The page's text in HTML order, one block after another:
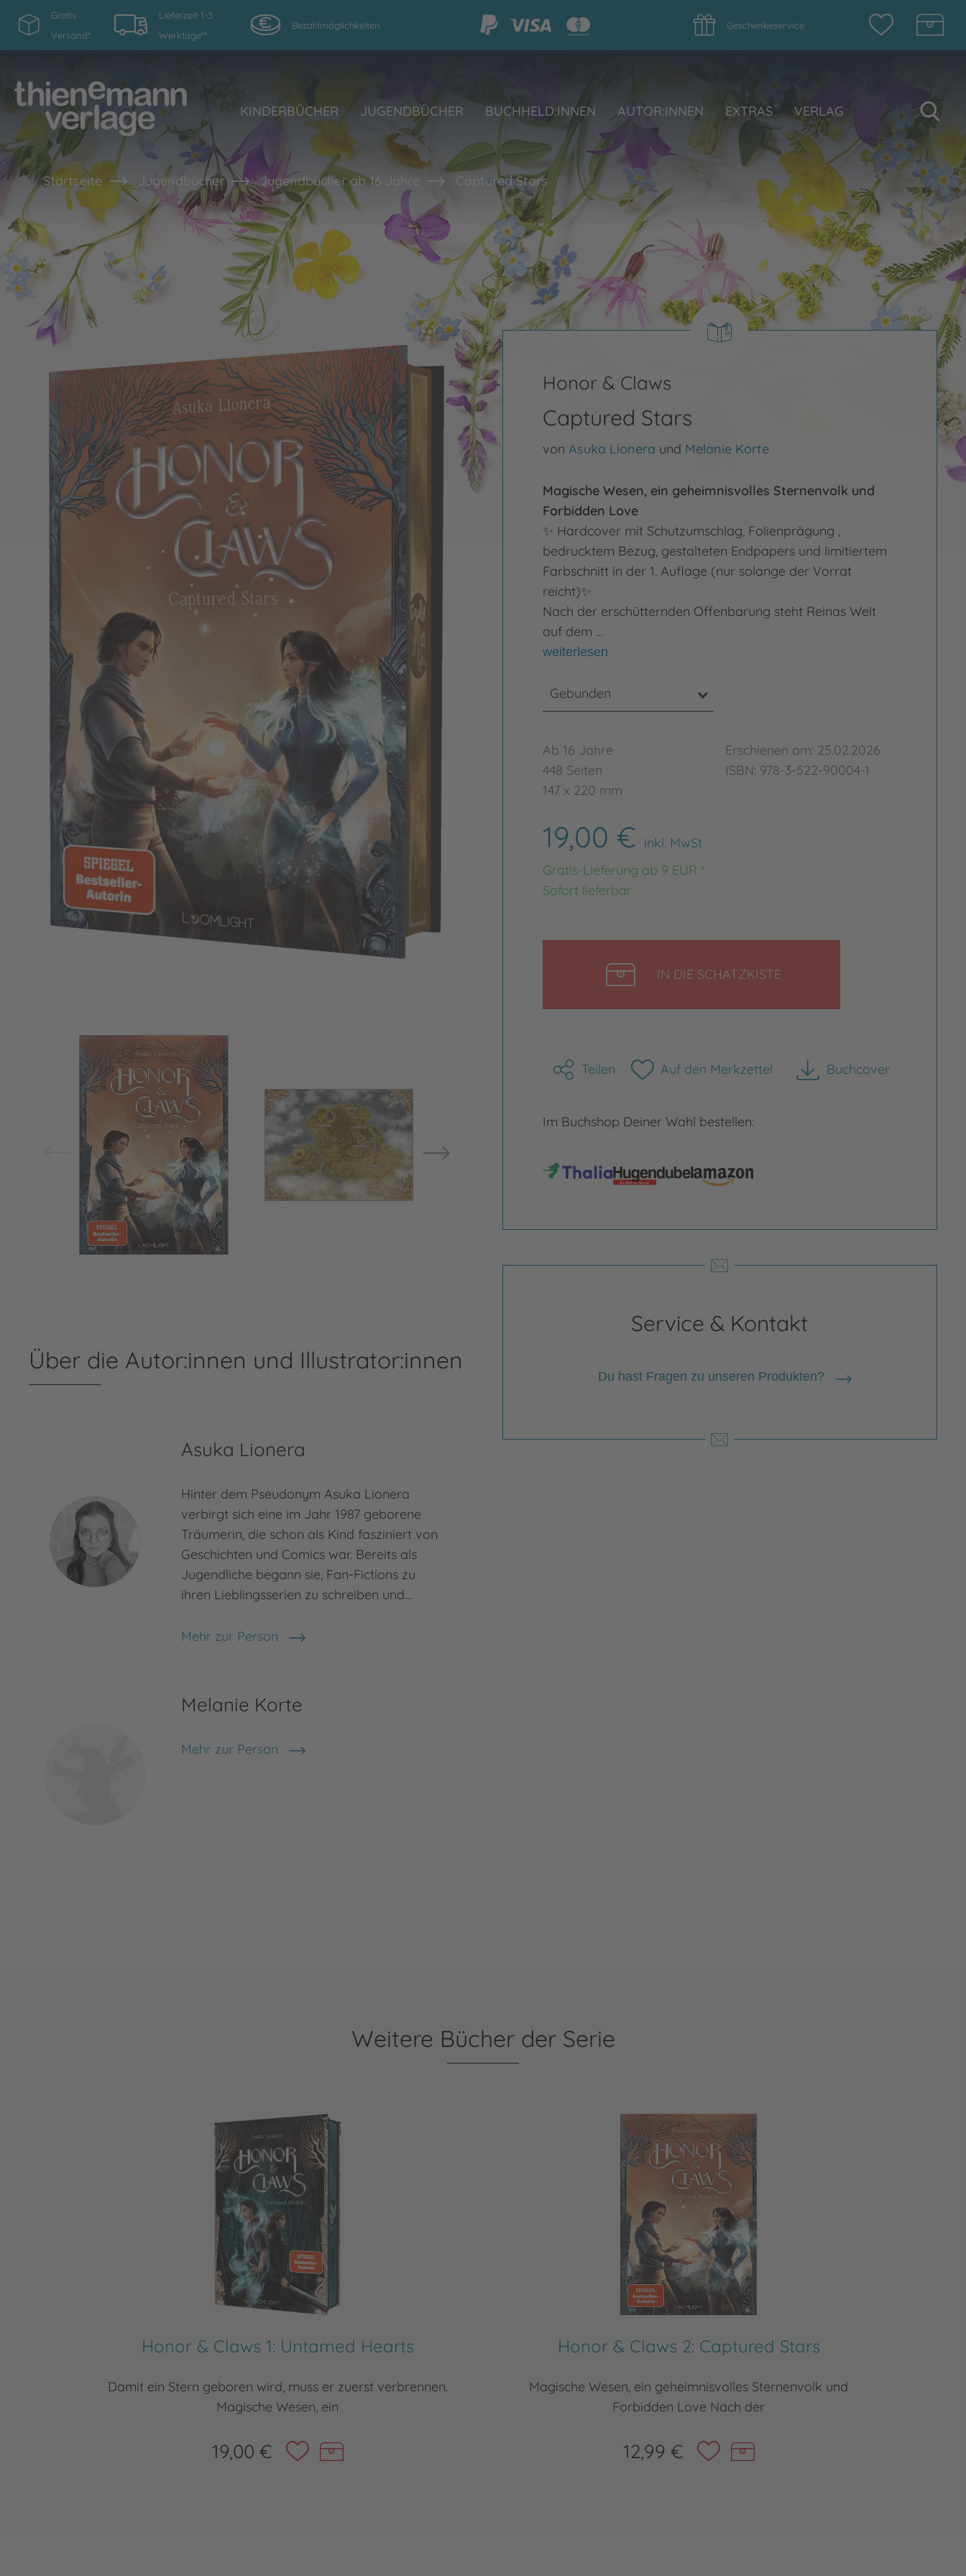
Gratis
Versand*
Lieferzeit 1-3
Werktage**
Bezahlmöglichkeiten Geschenkeservice
KINDERBÜCHER JUGENDBÜCHER BUCHHELD:INNEN AUTOR:INNEN EXTRAS VERLAG
Startseite Jugendbücher Jugendbücher ab 16 Jahre Captured Stars
Honor & Claws
Captured Stars
von Asuka Lionera und Melanie Korte
Magische Wesen, ein geheimnisvolles Sternenvolk und
Forbidden Love
✨ Hardcover mit Schutzumschlag, Folienprägung ,
bedrucktem Bezug, gestalteten Endpapers und limitiertem
Farbschnitt in der 1. Auflage (nur solange der Vorrat
reicht)✨
Nach der erschütternden Offenbarung steht Reinas Welt
auf dem …
weiterlesen
Gebunden
Ab 16 Jahre
448 Seiten
147 x 220 mm
Erschienen am: 25.02.2026
ISBN: 978-3-522-90004-1
19,00 € inkl. MwSt
Gratis-Lieferung ab 9 EUR *
Sofort lieferbar
IN DIE SCHATZKISTE
Teilen Auf den Merkzettel Buchcover
herunterladen
Im Buchshop Deiner Wahl bestellen:
Service & Kontakt
Du hast Fragen zu unseren Produkten?
Über die Autor:innen und Illustrator:innen
Asuka Lionera
Hinter dem Pseudonym Asuka Lionera
verbirgt sich eine im Jahr 1987 geborene
Träumerin, die schon als Kind fasziniert von
Geschichten und Comics war. Bereits als
Jugendliche begann sie, Fan-Fictions zu
ihren Lieblingsserien zu schreiben und…
Mehr zur Person
Asuka Lionera
Melanie Korte
Mehr zur Person
Melanie Korte
Weitere Bücher der Serie
Honor & Claws 1: Untamed Hearts
Damit ein Stern geboren wird, muss er zuerst verbrennen.
Magische Wesen, ein
19,00 €
Honor & Claws 2: Captured Stars
Magische Wesen, ein geheimnisvolles Sternenvolk und
Forbidden Love Nach der
12,99 €